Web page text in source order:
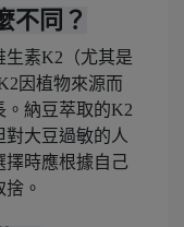
不同？
生素K2（尤其是
因植物來源而
。納豆萃取的K2
對大豆過敏的人
擇時應根據自己
。